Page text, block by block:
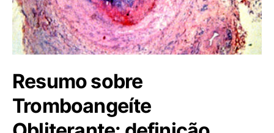
Resumo sobre
Tromboangeíte